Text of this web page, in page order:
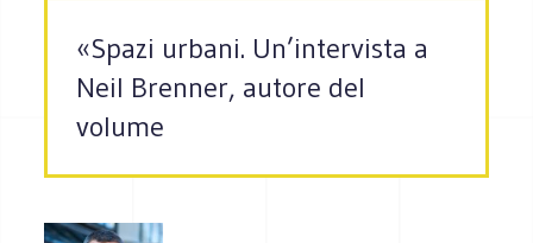
«Spazi urbani. Un’intervista a
Neil Brenner, autore del
volume